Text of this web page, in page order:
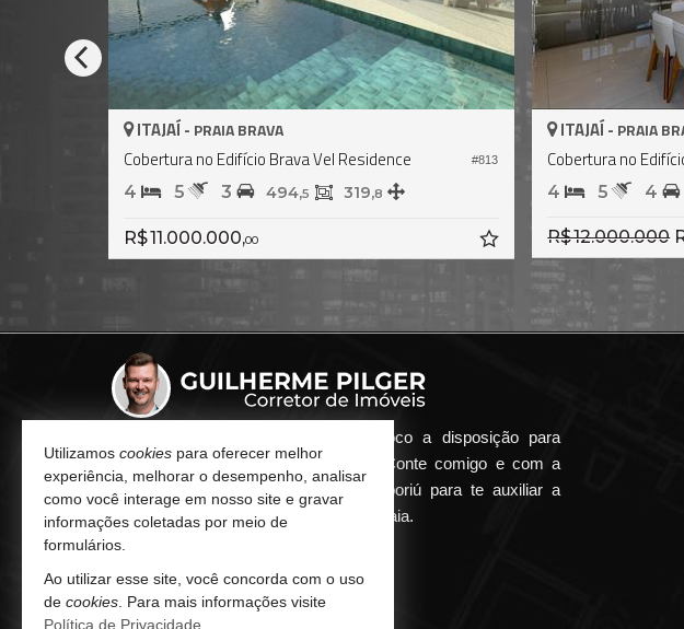
#981
Brava Center Residence
5
#2.415
Cobertura no Edifício Horizon
4 5 4
R$ 10.900.000,00
Qualquer dúvida que surgir me coloco a disposição para
atender de maneira ágil e eficiente. Conte comigo e com a
minha imobiliária em Balneário Camboriú para te auxiliar a
encontrar o seu imóvel ideal aqui na Praia.
(47) 9.9252-8080 (WhatsApp)
Utilizamos cookies para oferecer melhor
experiência, melhorar o desempenho, analisar
como você interage em nosso site e gravar
informações coletadas por meio de
formulários.
Ao utilizar esse site, você concorda com o uso
de cookies . Para mais informações visite
Política de Privacidade